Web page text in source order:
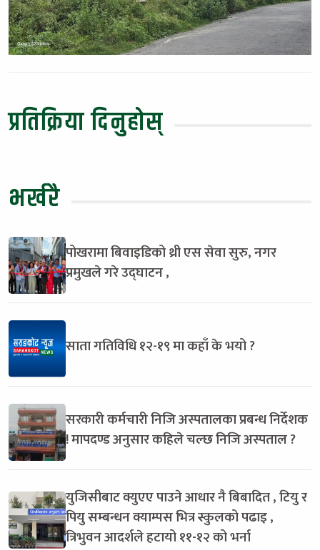
प्रतिक्रिया दिनुहोस्
भर्खरै
पोखरामा बिवाइडिको थ्री एस सेवा सुरु, नगर
प्रमुखले गरे उद्घाटन ,
साता गतिविधि १२-१९ मा कहाँ के भयो ?
सरकारी कर्मचारी निजि अस्पतालका प्रबन्ध निर्देशक
! मापदण्ड अनुसार कहिले चल्छ निजि अस्पताल ?
युजिसीबाट क्युएए पाउने आधार नै बिबादित , टियु र
पियु सम्बन्धन क्याम्पस भित्र स्कुलको पढाइ ,
त्रिभुवन आदर्शले हटायो ११-१२ को भर्ना